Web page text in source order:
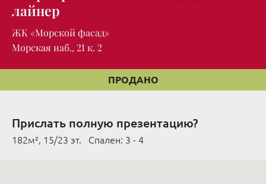
лайнер
ЖК «Морской фасад»
Морская наб., 21 к. 2
ПРОДАНО
Прислать полную презентацию?
182м², 15/23 эт. Cпален: 3 - 4